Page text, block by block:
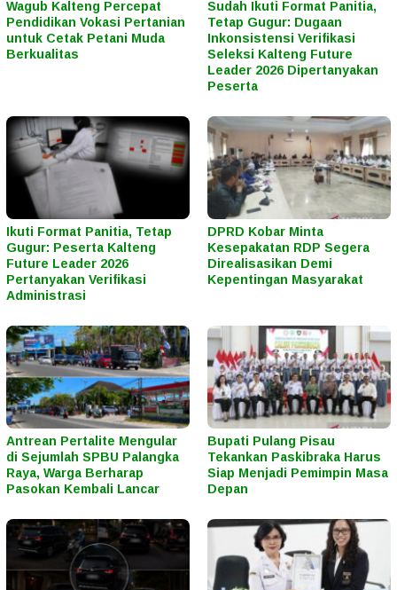
Wagub Kalteng Percepat
Pendidikan Vokasi Pertanian
untuk Cetak Petani Muda
Berkualitas
Sudah Ikuti Format Panitia,
Tetap Gugur: Dugaan
Inkonsistensi Verifikasi
Seleksi Kalteng Future
Leader 2026 Dipertanyakan
Peserta
Ikuti Format Panitia, Tetap
Gugur: Peserta Kalteng
Future Leader 2026
Pertanyakan Verifikasi
Administrasi
DPRD Kobar Minta
Kesepakatan RDP Segera
Direalisasikan Demi
Kepentingan Masyarakat
Antrean Pertalite Mengular
di Sejumlah SPBU Palangka
Raya, Warga Berharap
Pasokan Kembali Lancar
Bupati Pulang Pisau
Tekankan Paskibraka Harus
Siap Menjadi Pemimpin Masa
Depan